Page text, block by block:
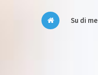
Su di me